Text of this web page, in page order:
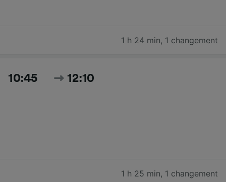
1 h 24 min, 1 changement
10:45 12:10
1 h 25 min, 1 changement